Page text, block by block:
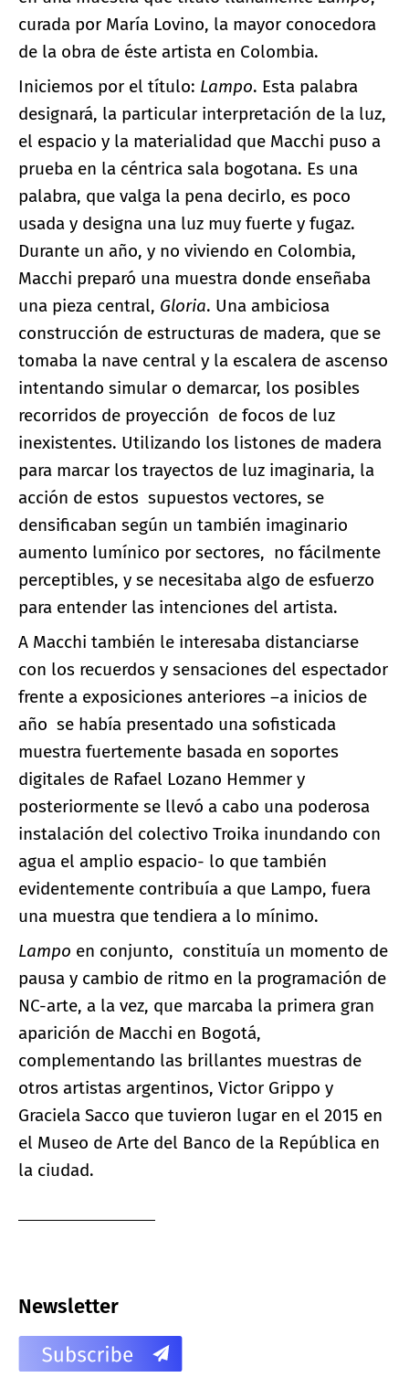
curada por María Lovino, la mayor conocedora
de la obra de éste artista en Colombia.
Iniciemos por el título: Lampo. Esta palabra
designará, la particular interpretación de la luz,
el espacio y la materialidad que Macchi puso a
prueba en la céntrica sala bogotana. Es una
palabra, que valga la pena decirlo, es poco
usada y designa una luz muy fuerte y fugaz.
Durante un año, y no viviendo en Colombia,
Macchi preparó una muestra donde enseñaba
una pieza central, Gloria. Una ambiciosa
construcción de estructuras de madera, que se
tomaba la nave central y la escalera de ascenso
intentando simular o demarcar, los posibles
recorridos de proyección de focos de luz
inexistentes. Utilizando los listones de madera
para marcar los trayectos de luz imaginaria, la
acción de estos supuestos vectores, se
densificaban según un también imaginario
aumento lumínico por sectores, no fácilmente
perceptibles, y se necesitaba algo de esfuerzo
para entender las intenciones del artista.
A Macchi también le interesaba distanciarse
con los recuerdos y sensaciones del espectador
frente a exposiciones anteriores –a inicios de
año se había presentado una sofisticada
muestra fuertemente basada en soportes
digitales de Rafael Lozano Hemmer y
posteriormente se llevó a cabo una poderosa
instalación del colectivo Troika inundando con
agua el amplio espacio- lo que también
evidentemente contribuía a que Lampo, fuera
una muestra que tendiera a lo mínimo.
Lampo en conjunto, constituía un momento de
pausa y cambio de ritmo en la programación de
NC-arte, a la vez, que marcaba la primera gran
aparición de Macchi en Bogotá,
complementando las brillantes muestras de
otros artistas argentinos, Victor Grippo y
Graciela Sacco que tuvieron lugar en el 2015 en
el Museo de Arte del Banco de la República en
la ciudad.
Newsletter